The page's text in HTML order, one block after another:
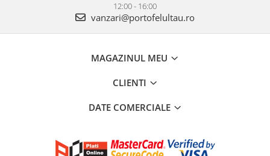
12:00 - 16:00
vanzari@portofelultau.ro
MAGAZINUL MEU
CLIENTI
DATE COMERCIALE